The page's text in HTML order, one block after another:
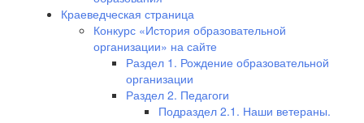
Краеведческая страница
Конкурс «История образовательной
организации» на сайте
Раздел 1. Рождение образовательной
организации
Раздел 2. Педагоги
Подраздел 2.1. Наши ветераны.